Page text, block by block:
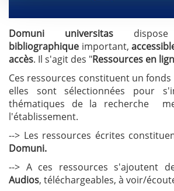
Domuni universitas
bibliographique important,
accès. Il s'agit des "Ressources en
Ces ressources constituent un
elles sont sélectionnées pour
thématiques de la recherche
l'établissement.
--> Les ressources écrites
Domuni.
--> A ces ressources s'ajoutent
Audios, téléchargeables, à voir/